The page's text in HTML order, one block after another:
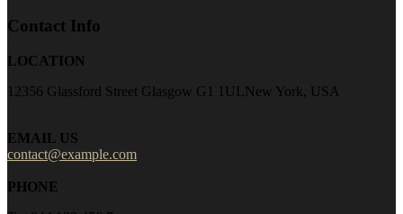
Contact Info
LOCATION
12356 Glassford Street Glasgow G1 1ULNew York, USA
EMAIL US
contact@example.com
PHONE